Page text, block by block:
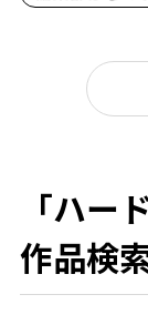
「ハー
作品検